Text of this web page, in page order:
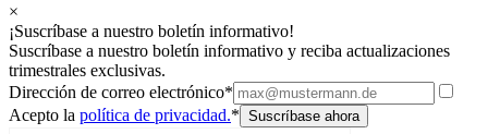
×
¡Suscríbase a nuestro boletín informativo!
Suscríbase a nuestro boletín informativo y reciba actualizaciones
trimestrales exclusivas.
Dirección de correo electrónico*
Acepto la política de privacidad.*